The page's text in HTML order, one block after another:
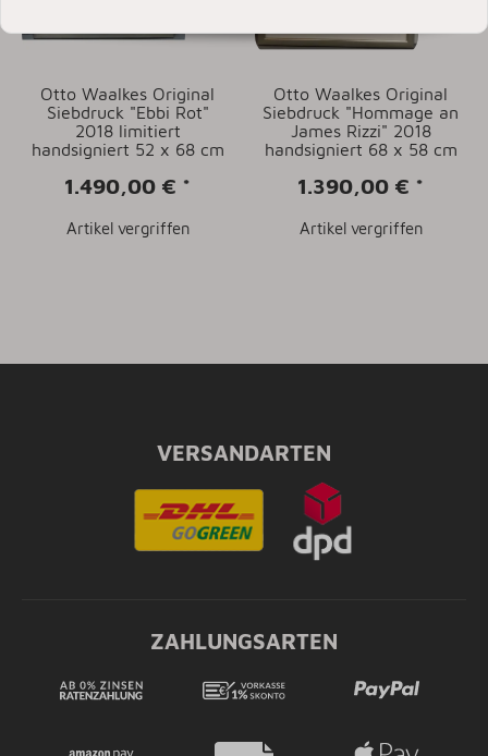
Otto Waalkes Original
Siebdruck "Ebbi Rot"
2018 limitiert
handsigniert 52 x 68 cm
1.490,00 € *
Artikel vergriffen
Otto Waalkes Original
Siebdruck "Hommage an
James Rizzi" 2018
handsigniert 68 x 58 cm
1.390,00 € *
Artikel vergriffen
VERSANDARTEN
ZAHLUNGSARTEN